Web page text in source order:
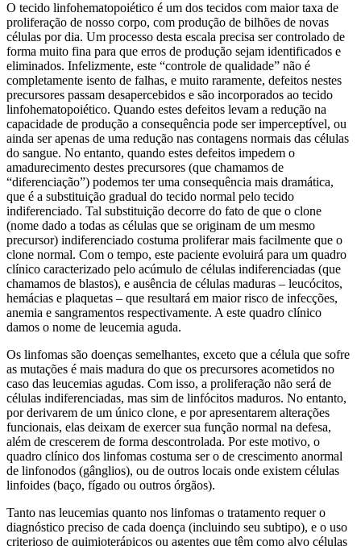
O tecido linfohematopoiético é um dos tecidos com maior taxa de
proliferação de nosso corpo, com produção de bilhões de novas
células por dia. Um processo desta escala precisa ser controlado de
forma muito fina para que erros de produção sejam identificados e
eliminados. Infelizmente, este “controle de qualidade” não é
completamente isento de falhas, e muito raramente, defeitos nestes
precursores passam desapercebidos e são incorporados ao tecido
linfohematopoiético. Quando estes defeitos levam a redução na
capacidade de produção a consequência pode ser imperceptível, ou
ainda ser apenas de uma redução nas contagens normais das células
do sangue. No entanto, quando estes defeitos impedem o
amadurecimento destes precursores (que chamamos de
“diferenciação”) podemos ter uma consequência mais dramática,
que é a substituição gradual do tecido normal pelo tecido
indiferenciado. Tal substituição decorre do fato de que o clone
(nome dado a todas as células que se originam de um mesmo
precursor) indiferenciado costuma proliferar mais facilmente que o
clone normal. Com o tempo, este paciente evoluirá para um quadro
clínico caracterizado pelo acúmulo de células indiferenciadas (que
chamamos de blastos), e ausência de células maduras – leucócitos,
hemácias e plaquetas – que resultará em maior risco de infecções,
anemia e sangramentos respectivamente. A este quadro clínico
damos o nome de leucemia aguda.
Os linfomas são doenças semelhantes, exceto que a célula que sofre
as mutações é mais madura do que os precursores acometidos no
caso das leucemias agudas. Com isso, a proliferação não será de
células indiferenciadas, mas sim de linfócitos maduros. No entanto,
por derivarem de um único clone, e por apresentarem alterações
funcionais, elas deixam de exercer sua função normal na defesa,
além de crescerem de forma descontrolada. Por este motivo, o
quadro clínico dos linfomas costuma ser o de crescimento anormal
de linfonodos (gânglios), ou de outros locais onde existem células
linfoides (baço, fígado ou outros órgãos).
Tanto nas leucemias quanto nos linfomas o tratamento requer o
diagnóstico preciso de cada doença (incluindo seu subtipo), e o uso
criterioso de quimioterápicos ou agentes que têm como alvo células